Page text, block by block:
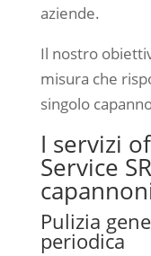
aziende.
Il nostro
misura che
singolo
I servizi
Service
Pulizia
periodica